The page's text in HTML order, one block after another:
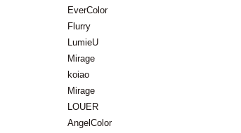
EverColor
Flurry
LumieU
Mirage
koiao
Mirage
LOUER
AngelColor